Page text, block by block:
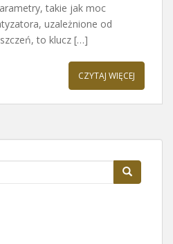
takie jak moc
uzależnione od
to klucz […]
CZYTAJ WIĘCEJ